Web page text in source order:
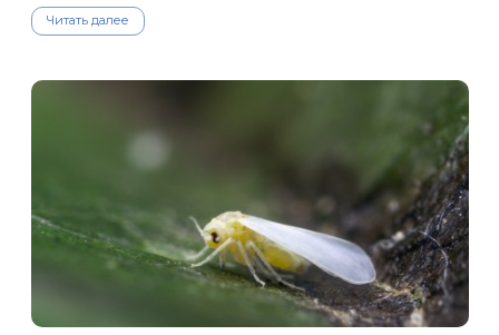
Читать далее